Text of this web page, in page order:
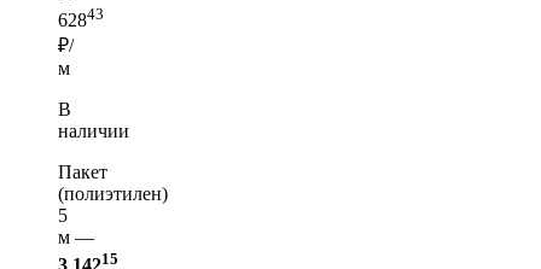
62843
₽/
м
В
наличии
Пакет
(полиэтилен)
5
м —
3 14215